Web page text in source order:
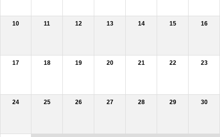
10 11 12 13 14 15 16
17 18 19 20 21 22 23
24 25 26 27 28 29 30